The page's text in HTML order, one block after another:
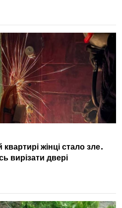
жінці стало зле.
вирізати двері